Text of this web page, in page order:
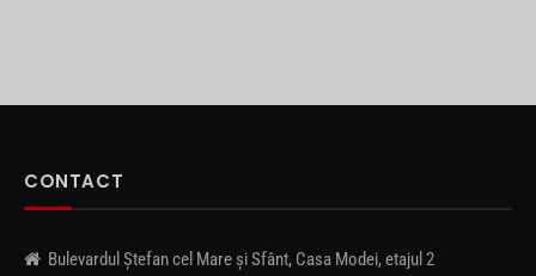
CONTACT
Bulevardul Ștefan cel Mare și Sfânt, Casa Modei, etajul 2